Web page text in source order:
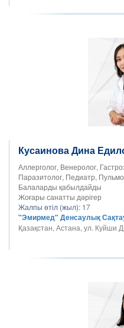
Кусаинова Дина
Аллерголог, Венеролог,
Паразитолог, Педиатр,
Балаларды қабылдайды
Жоғары санатты дәрігер
Жалпы өтіл (жыл): 17
"Эмирмед" Денсаулық
Қазақстан, Астана, ул. Куйши